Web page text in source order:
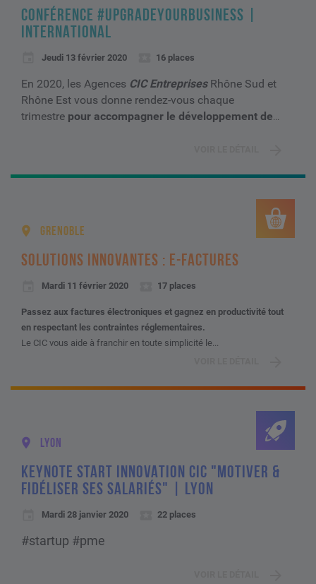
CONFÉRENCE #UPGRADEYOURBUSINESS |
INTERNATIONAL
Jeudi 13 février 2020 16 places
En 2020, les Agences CIC EntreprisesRhône Sud et
Rhône Est vous donne rendez-vous chaque
trimestre pour accompagner le développement de
GRENOBLE
SOLUTIONS INNOVANTES : E-FACTURES
Mardi 11 février 2020 17 places
Passez aux factures électroniques et gagnez en productivité tout
en respectant les contraintes réglementaires.
Le CIC vous aide à franchir en toute simplicité le...
LYON
KEYNOTE START INNOVATION CIC "MOTIVER &
FIDÉLISER SES SALARIÉS" | LYON
Mardi 28 janvier 2020 22 places
#startup #pme